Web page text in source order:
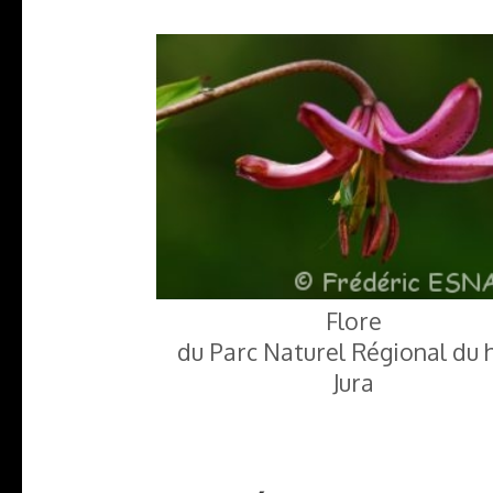
Flore
du Parc Naturel Régional du
Jura